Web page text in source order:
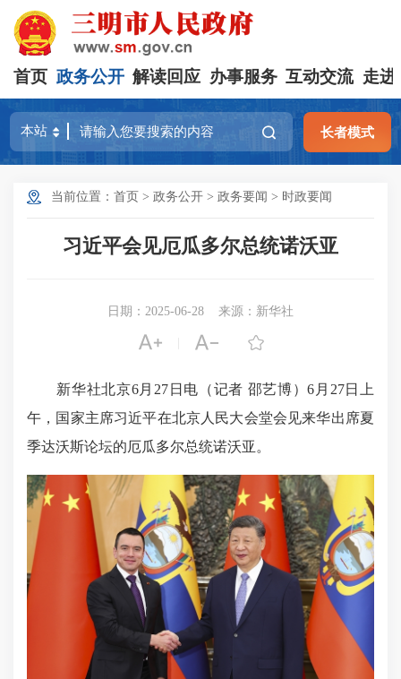
首页 政务公开 解读回应 办事服务 互动交流 走进
长者模式
当前位置： 首页 > 政务公开 > 政务要闻 > 时政要闻
习近平会见厄瓜多尔总统诺沃亚
日期：2025-06-28 来源：新华社
  
新华社北京6月27日电（记者 邵艺博）6月27日上
午，国家主席习近平在北京人民大会堂会见来华出席夏
季达沃斯论坛的厄瓜多尔总统诺沃亚。